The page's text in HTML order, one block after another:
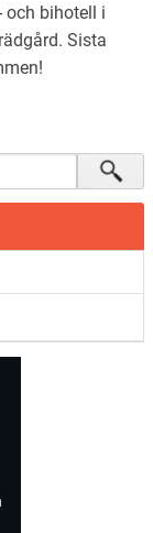
och bihotell i
Sista